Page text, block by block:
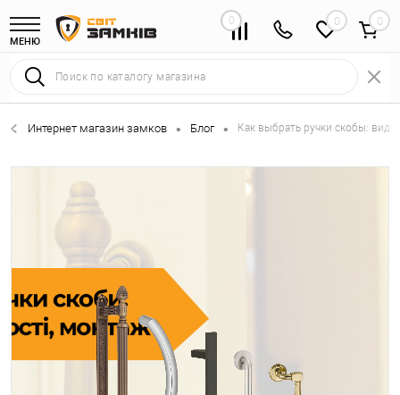
МЕНЮ
0 0
Интернет магазин замков • Блог • Как выбрать ручки скобы: